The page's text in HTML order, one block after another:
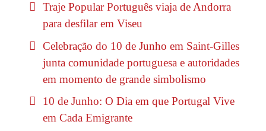
Traje Popular Português viaja de Andorra
para desfilar em Viseu
Celebração do 10 de Junho em Saint-Gilles
junta comunidade portuguesa e autoridades
em momento de grande simbolismo
10 de Junho: O Dia em que Portugal Vive
em Cada Emigrante